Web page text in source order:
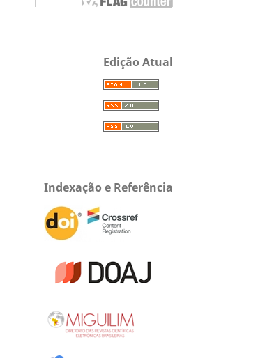
Edição Atual
Indexação e Referência